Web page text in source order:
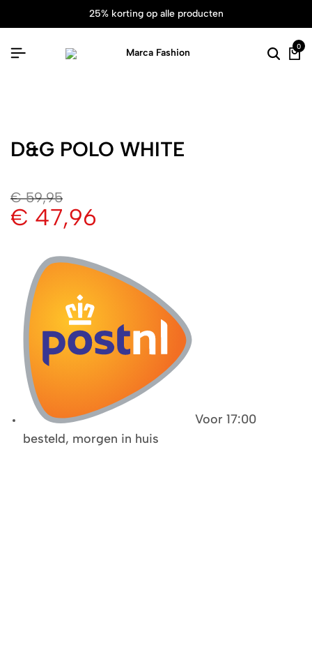
25% korting op alle producten
0
D&G POLO WHITE
€59,95
€ 47,96
Voor 17:00
besteld, morgen in huis